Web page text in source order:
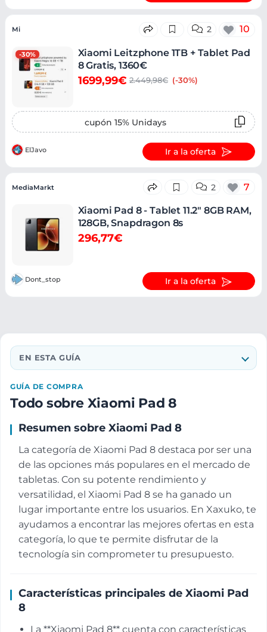
-30%
Mi 2 10
Xiaomi Leitzphone 1TB + Tablet Pad
8 Gratis, 1360€
1699,99€ 2.449,98€ (-30%)
cupón 15% Unidays
ElJavo Ir a la oferta
MediaMarkt 2 7
Xiaomi Pad 8 - Tablet 11.2" 8GB RAM,
128GB, Snapdragon 8s
296,77€
Dont_stop Ir a la oferta
EN ESTA GUÍA
GUÍA DE COMPRA
Todo sobre Xiaomi Pad 8
Resumen sobre Xiaomi Pad 8
La categoría de Xiaomi Pad 8 destaca por ser una
de las opciones más populares en el mercado de
tabletas. Con su potente rendimiento y
versatilidad, el Xiaomi Pad 8 se ha ganado un
lugar importante entre los usuarios. En Xaxuko, te
ayudamos a encontrar las mejores ofertas en esta
categoría, lo que te permite disfrutar de la
tecnología sin comprometer tu presupuesto.
Características principales de Xiaomi Pad
8
La **Xiaomi Pad 8** cuenta con características